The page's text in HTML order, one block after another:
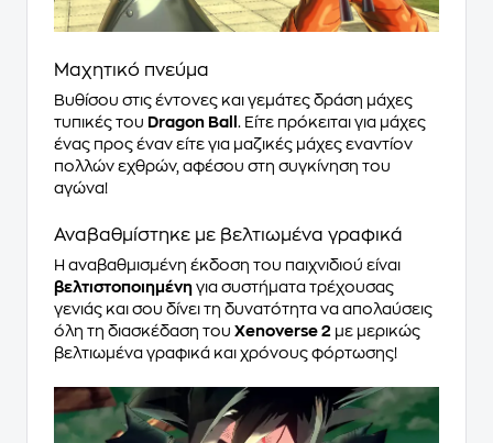
Μαχητικό πνεύμα
Βυθίσου στις έντονες και γεμάτες δράση μάχες
τυπικές του Dragon Ball . Είτε πρόκειται για μάχες
ένας προς έναν είτε για μαζικές μάχες εναντίον
πολλών εχθρών, αφέσου στη συγκίνηση του
αγώνα!
Αναβαθμίστηκε με βελτιωμένα γραφικά
Η αναβαθμισμένη έκδοση του παιχνιδιού είναι
βελτιστοποιημένη για συστήματα τρέχουσας
γενιάς και σου δίνει τη δυνατότητα να απολαύσεις
όλη τη διασκέδαση του Xenoverse 2 με μερικώς
βελτιωμένα γραφικά και χρόνους φόρτωσης!